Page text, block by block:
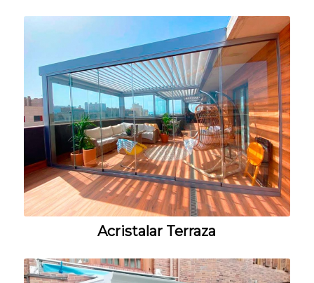
Acristalar Terraza